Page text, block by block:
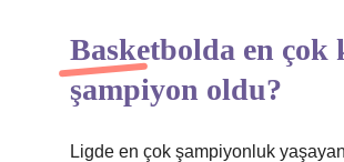
Basketbolda en çok
şampiyon oldu?
Ligde en çok şampiyonluk